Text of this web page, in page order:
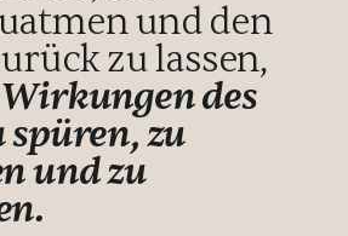
und den
zu lassen,
Wirkungen des
spüren, zu
und zu